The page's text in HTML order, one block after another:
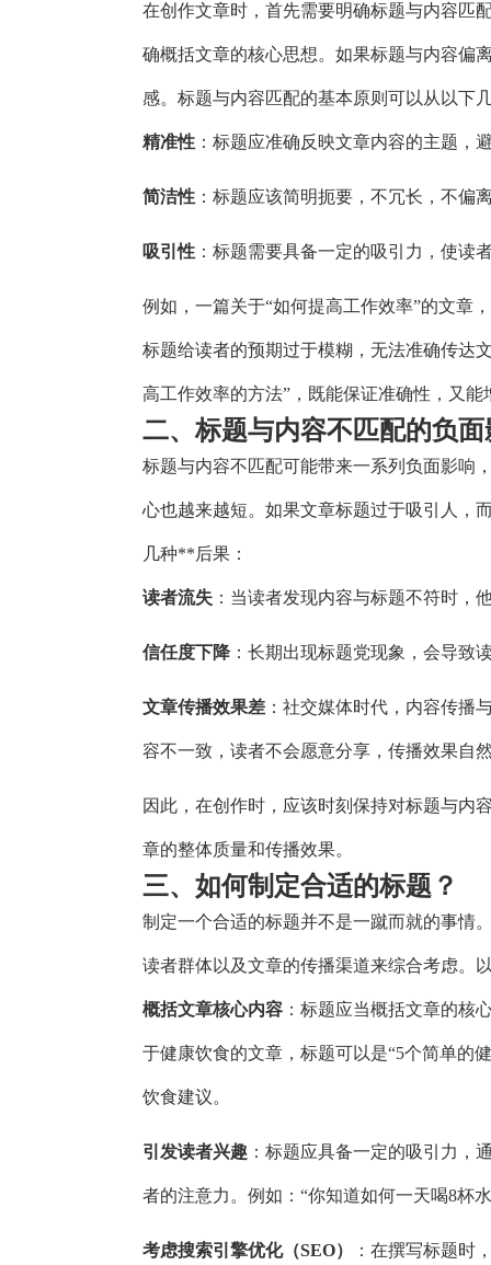
在创作文章时，首先需要明确标题与内容匹
确概括文章的核心思想。如果标题与内容偏
感。标题与内容匹配的基本原则可以从以下
精准性 ：标题应准确反映文章内容的主题，
简洁性 ：标题应该简明扼要，不冗长，不偏
吸引性 ：标题需要具备一定的吸引力，使读
例如，一篇关于“如何提高工作效率”的文章
标题给读者的预期过于模糊，无法准确传达
高工作效率的方法”，既能保证准确性，又能
二、标题与内容不匹配的负面
标题与内容不匹配可能带来一系列负面影响
心也越来越短。如果文章标题过于吸引人，
几种**后果：
读者流失 ：当读者发现内容与标题不符时，
信任度下降 ：长期出现标题党现象，会导致
文章传播效果差 ：社交媒体时代，内容传播
容不一致，读者不会愿意分享，传播效果自
因此，在创作时，应该时刻保持对标题与内
章的整体质量和传播效果。
三、如何制定合适的标题？
制定一个合适的标题并不是一蹴而就的事情
读者群体以及文章的传播渠道来综合考虑。
概括文章核心内容 ：标题应当概括文章的核
于健康饮食的文章，标题可以是“5个简单的
饮食建议。
引发读者兴趣 ：标题应具备一定的吸引力，
者的注意力。例如：“你知道如何一天喝8杯
考虑搜索引擎优化（SEO） ：在撰写标题时